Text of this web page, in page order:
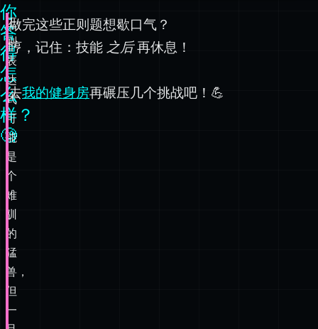
你
答
得
怎
么
样？
🧐
正
则
表
达
式
可
能
是
个
难
驯
的
猛
兽，
但
一
做完这些正则题想歇口气？
哼，记住：技能 之后再休息！
去我的健身房再碾压几个挑战吧！💪